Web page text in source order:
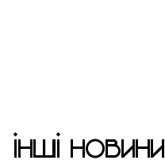
ІНШІ НОВИНИ